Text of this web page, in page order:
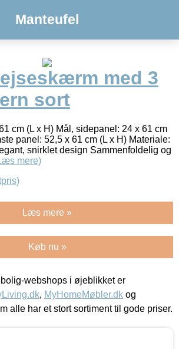
Manteufel
med 3
sort
cm (L x H) Mål, sidepanel: 24 x 61 cm
panel: 52,5 x 61 cm (L x H) Materiale:
snirklet design Sammenfoldelig og
mere)
Læs mere »
Køb nu »
webshops i øjeblikket er
, MyHomeMøbler.dk og
alle har et stort sortiment til gode priser.